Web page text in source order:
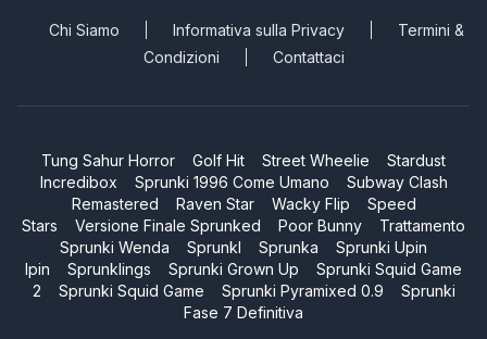
Chi Siamo Informativa sulla Privacy
Termini &
Condizioni
Contattaci
Tung Sahur Horror Golf Hit Street Wheelie
Stardust
Incredibox
Sprunki 1996 Come Umano
Subway Clash
Remastered
Raven Star Wacky Flip
Speed
Stars
Versione Finale Sprunked Poor Bunny
Trattamento
Sprunki Wenda
Sprunkl Sprunka
Sprunki Upin
Ipin
Sprunklings Sprunki Grown Up
Sprunki Squid Game
2
Sprunki Squid Game Sprunki Pyramixed 0.9
Sprunki
Fase 7 Definitiva